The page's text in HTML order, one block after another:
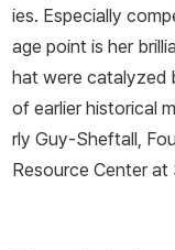
ies. Especially
age point is her
hat were catalyzed
of earlier historical
rly Guy-Sheftall,
Resource Center at